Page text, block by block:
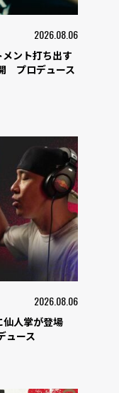
2026.08.06
ント打ち出す
プロデュース
2026.08.06
仙人掌が登場
ュース